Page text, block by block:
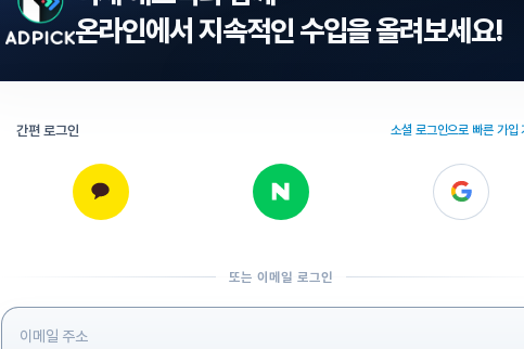
온라인에서 지속적인 수입을 올려보세요!
간편 로그인 소셜 로그인으로 빠른 가입
또는 이메일 로그인
로그인 정보 입력